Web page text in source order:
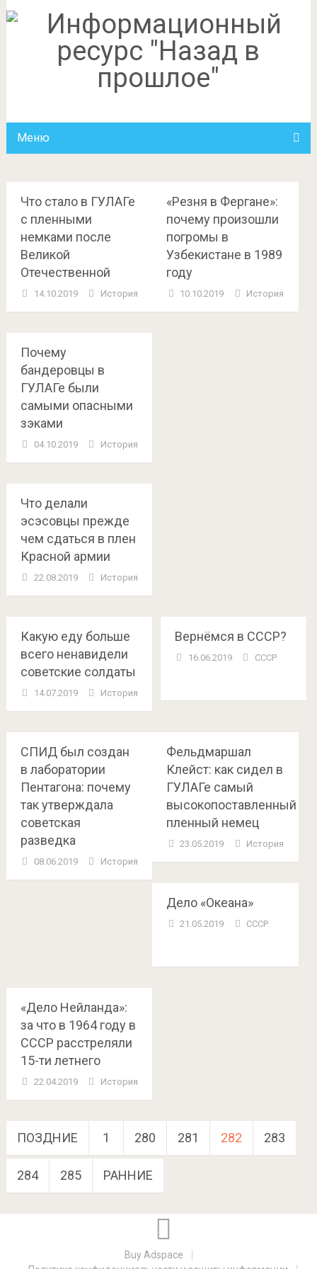
Меню
Что стало в ГУЛАГе
с пленными
немками после
Великой
Отечественной
14.10.2019 История
«Резня в Фергане»:
почему произошли
погромы в
Узбекистане в 1989
году
10.10.2019 История
Почему
бандеровцы в
ГУЛАГе были
самыми опасными
зэками
04.10.2019 История
Что делали
эсэсовцы прежде
чем сдаться в плен
Красной армии
22.08.2019 История
Какую еду больше
всего ненавидели
советские солдаты
14.07.2019 История
Вернёмся в СССР?
16.06.2019 СССР
СПИД был создан
в лаборатории
Пентагона: почему
так утверждала
советская
разведка
08.06.2019 История
Фельдмаршал
Клейст: как сидел в
ГУЛАГе самый
высокопоставленный
пленный немец
23.05.2019 История
Дело «Океана»
21.05.2019 СССР
«Дело Нейланда»:
за что в 1964 году в
СССР расстреляли
15-ти летнего
22.04.2019 История
Навигация
по
записям
ПОЗДНИЕ 1 280 281 282 283
284 285 РАННИЕ
Buy Adspace